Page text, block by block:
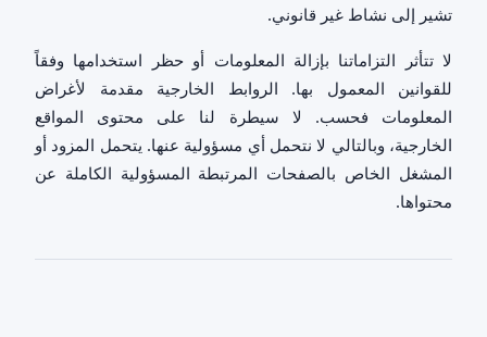
تشير إلى نشاط غير قانوني.
لا تتأثر التزاماتنا بإزالة المعلومات أو حظر استخدامها وفقاً
للقوانين المعمول بها. الروابط الخارجية مقدمة لأغراض
المعلومات فحسب. لا سيطرة لنا على محتوى المواقع
الخارجية، وبالتالي لا نتحمل أي مسؤولية عنها. يتحمل المزود أو
المشغل الخاص بالصفحات المرتبطة المسؤولية الكاملة عن
محتواها.